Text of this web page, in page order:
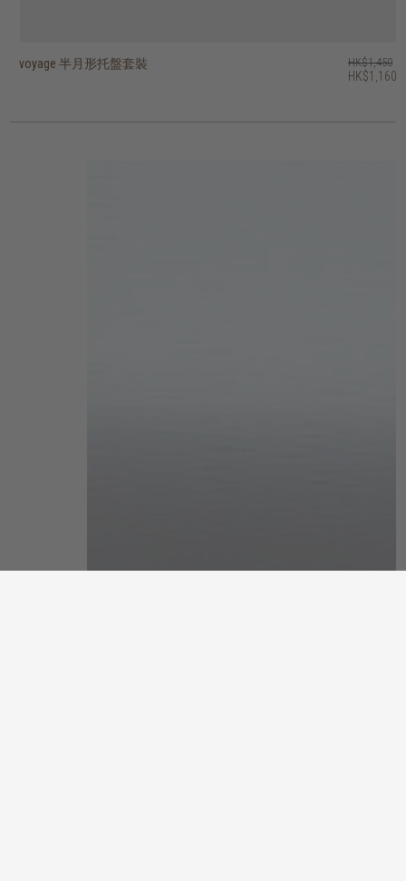
voyage 半月形托盤套裝 HK$1,450
HK$1,160
voyage beads 托盤 - 圓形 HK$1,250
HK$1,000
voyage second nature valet 托盤 - 長形 HK$1,450
HK$1,160
voyage second nature valet 托盤 - 圓形 HK$750
HK$600
voyage second nature 托盤 - 正方形 HK$1,250
HK$1,000
voyage second nature 托盤 - 圓形 HK$1,950
HK$1,560
voyage 鏡面托盤 - 正方形 HK$1,150
HK$920
voyage 半透明剪影玻璃托盤 - 圓形 HK$1,250
HK$1,000
voyage 玻璃托盤 - 橢圓形 HK$1,250
HK$1,000
voyage 玻璃托盤 - 圓形 HK$1,750
HK$1,400